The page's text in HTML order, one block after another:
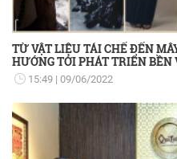
TỪ VẬT LIỆU TÁI CHẾ ĐẾN
HƯỚNG TỚI PHÁT TRIỂN BỀN
15:49 09/06/2022